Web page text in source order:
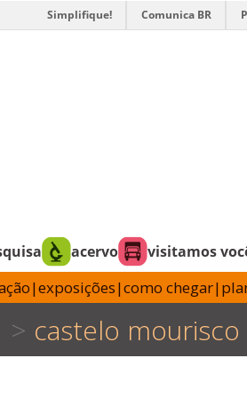
Simplifique! Comunica BR
acervo visitamos
|exposições|como chegar|
castelo mourisco